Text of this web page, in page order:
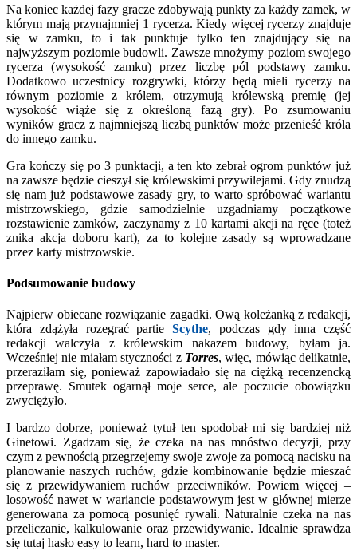
Na koniec każdej fazy gracze zdobywają punkty za każdy zamek, w
którym mają przynajmniej 1 rycerza. Kiedy więcej rycerzy znajduje
się w zamku, to i tak punktuje tylko ten znajdujący się na
najwyższym poziomie budowli. Zawsze mnożymy poziom swojego
rycerza (wysokość zamku) przez liczbę pól podstawy zamku.
Dodatkowo uczestnicy rozgrywki, którzy będą mieli rycerzy na
równym poziomie z królem, otrzymują królewską premię (jej
wysokość wiąże się z określoną fazą gry). Po zsumowaniu
wyników gracz z najmniejszą liczbą punktów może przenieść króla
do innego zamku.
Gra kończy się po 3 punktacji, a ten kto zebrał ogrom punktów już
na zawsze będzie cieszył się królewskimi przywilejami. Gdy znudzą
się nam już podstawowe zasady gry, to warto spróbować wariantu
mistrzowskiego, gdzie samodzielnie uzgadniamy początkowe
rozstawienie zamków, zaczynamy z 10 kartami akcji na ręce (toteż
znika akcja doboru kart), za to kolejne zasady są wprowadzane
przez karty mistrzowskie.
Podsumowanie budowy
Najpierw obiecane rozwiązanie zagadki. Ową koleżanką z redakcji,
która zdążyła rozegrać partie Scythe, podczas gdy inna część
redakcji walczyła z królewskim nakazem budowy, byłam ja.
Wcześniej nie miałam styczności z Torres, więc, mówiąc delikatnie,
przeraziłam się, ponieważ zapowiadało się na ciężką recenzencką
przeprawę. Smutek ogarnął moje serce, ale poczucie obowiązku
zwyciężyło.
I bardzo dobrze, ponieważ tytuł ten spodobał mi się bardziej niż
Ginetowi. Zgadzam się, że czeka na nas mnóstwo decyzji, przy
czym z pewnością przegrzejemy swoje zwoje za pomocą nacisku na
planowanie naszych ruchów, gdzie kombinowanie będzie mieszać
się z przewidywaniem ruchów przeciwników. Powiem więcej –
losowość nawet w wariancie podstawowym jest w głównej mierze
generowana za pomocą posunięć rywali. Naturalnie czeka na nas
przeliczanie, kalkulowanie oraz przewidywanie. Idealnie sprawdza
się tutaj hasło easy to learn, hard to master.